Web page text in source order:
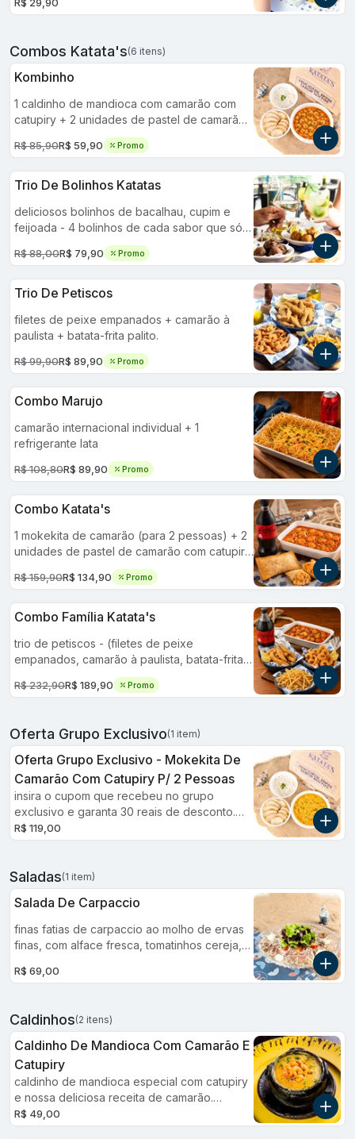
Combos Katata's(6 itens)
Kombinho
1 caldinho de mandioca com camarão com
catupiry + 2 unidades de pastel de camarão
com catupiry + 1 refrigerante lata
R$ 85,90R$ 59,90 Promo
Trio De Bolinhos Katatas
deliciosos bolinhos de bacalhau, cupim e
feijoada - 4 bolinhos de cada sabor que só o
katatas pode te entregar! - 12 unidades.
R$ 88,00R$ 79,90 Promo
Trio De Petiscos
filetes de peixe empanados + camarão à
paulista + batata-frita palito.
R$ 99,90R$ 89,90 Promo
Combo Marujo
camarão internacional individual + 1
refrigerante lata
R$ 108,80R$ 89,90 Promo
Combo Katata's
1 mokekita de camarão (para 2 pessoas) + 2
unidades de pastel de camarão com catupiry
+ 1 refrigerante 600ml.
R$ 159,90R$ 134,90 Promo
Combo Família Katata's
trio de petiscos - (filetes de peixe
empanados, camarão à paulista, batata-frita
palito) + 1 mokekita de camarão (para 2
pessoas) + 1 refrigerante coca-cola 1,5l.
R$ 232,90R$ 189,90 Promo
Oferta Grupo Exclusivo(1 item)
Oferta Grupo Exclusivo - Mokekita De
Camarão Com Catupiry P/ 2 Pessoas
insira o cupom que recebeu no grupo
exclusivo e garanta 30 reais de desconto.
obs: digite o cupom na aba pagamentos
antes de concluir seu pedido para liberar o
R$ 119,00
Saladas(1 item)
Salada De Carpaccio
finas fatias de carpaccio ao molho de ervas
finas, com alface fresca, tomatinhos cereja,
parmesão ou gorgonzola para finalizar.
R$ 69,00
Caldinhos(2 itens)
Caldinho De Mandioca Com Camarão E
Catupiry
caldinho de mandioca especial com catupiry
e nossa deliciosa receita de camarão.
(individual) obs.: acompanha fatias de pão.
R$ 49,00